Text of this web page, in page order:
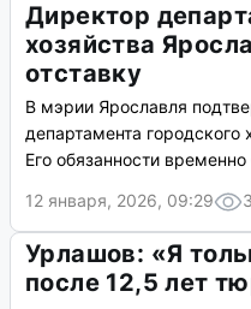
Директор
хозяйства
отставку
В мэрии Ярославля
департамента
Его обязанности
12 января, 2026, 09:29
Урлашов: «Я
после 12,5 лет